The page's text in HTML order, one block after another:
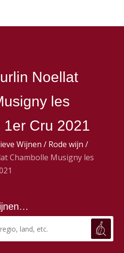
Noellat
les
1er Cru 2021
Wijnen / Rode wijn /
Chambolle Musigny les